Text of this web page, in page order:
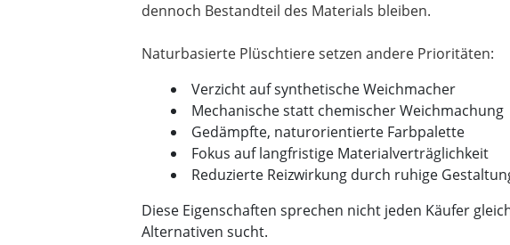
dennoch Bestandteil des Materials bleiben.
Verzicht auf synthetische Weichmacher
Mechanische statt chemischer Weichmachung
Gedämpfte, naturorientierte Farbpalette
Fokus auf langfristige Materialverträglichkeit
Reduzierte Reizwirkung durch ruhige
Diese Eigenschaften sprechen nicht jeden Käufer
Alternativen sucht.